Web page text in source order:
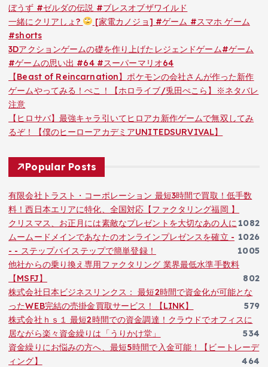
ぼうず #ゼルダの伝説 #ブレスオブザワイルド
一緒にクリアしょ?
[家電カノジョ] #ゲーム #スマホ ゲーム
#shorts
3Dアクションゲームの礎を作り上げたレジェンドゲーム#ゲーム
#ゲームの思い出 #64 #スーパーマリオ64
【Beast of Reincarnation】ポケモンの会社さんが作った新作
ゲームやってみる！ぺこ！【ホロライブ/兎田ぺこら】※ネタバレ
注意
【ヒロサバ】最強キャラ引いてヒロアカ新作ゲームで無双してみ
るぞ！【僕のヒーローアカデミアUNITEDSURVIVAL】
Popular Posts
有限会社トラスト・コーポレーション 最短3時間で買取！低手数
料！西日本エリアに特化、全国対応【ファクタリング福岡 】
1082
クリスマス、お正月には素敵なプレゼントを大切なあの人に
1026
ムームードメインであなたのオンラインプレゼンスを確立 -
- - ステップバイステップで簡単登録！
1005
他社からの乗り換え専用ファクタリング 業界最低水準手数料
【MSFJ】
802
株式会社日本ビジネスリンクス： 最短2時間で資金化が可能とな
ったWEB完結の売掛金買取サービス！【LINK】
579
株式会社ｈｓ１ 最短2時間での資金調達！クラウドでオフィスに
居ながら楽々資金繰りは「うりかけ堂」
534
資金繰りにお悩みの方へ、最短5時間で入金可能！【ビートレーデ
ィング】
464